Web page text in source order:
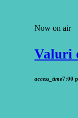
Now on air
Valuri
access_time7:00